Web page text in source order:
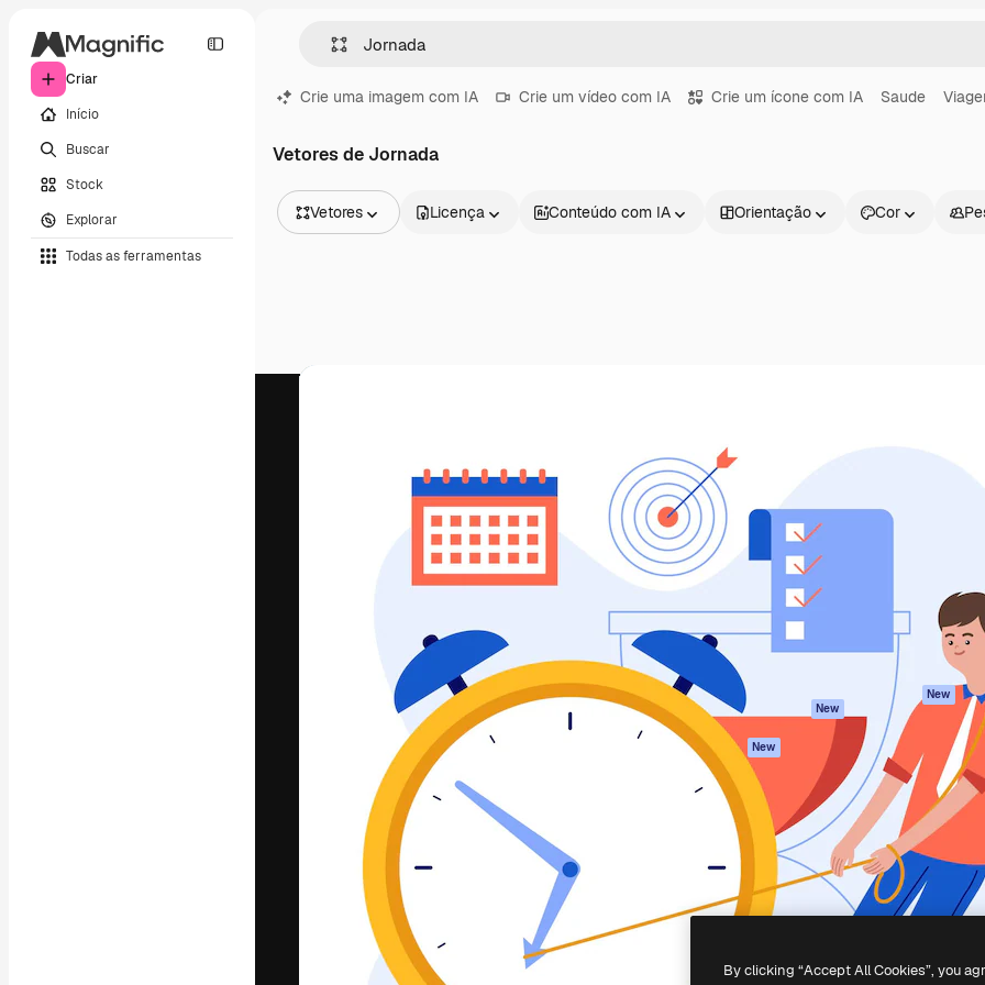
Criar
Início
Buscar
Stock
Explorar
Todas as ferramentas
Crie uma imagem com IA Crie um vídeo com IA Crie um ícone com IA Saude
Vetores de Jornada
Vetores
Vídeos
Licença Conteúdo com IA Orientação Cor
A plataforma criativa para você direcionar
seu melhor trabalho. Mais de 1 milhão de
assinantes entre criativos, empresas,
agências e estúdios.
Produtos
Spaces
Assistente de IA
Gerador de
Gerador de vídeos
Texto para voz
Conteúdo de stock
MCP para
Claude/ChatGPT
New
Agentes New
API
App móvel
Todas as
ferramentas
Academy
condições
privacidade
Originais New
Política de
Central de
confiabilidade
Afiliados
Empresas
Copyright © 2010- Freepik Company S.L.U.Todos os direitos reservados.
By clicking “Accept All Cookies”, you